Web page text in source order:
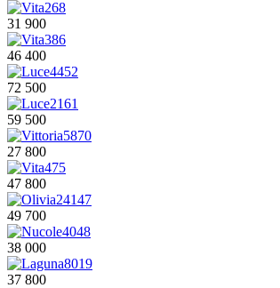
31 900
46 400
72 500
59 500
27 800
47 800
49 700
38 000
37 800